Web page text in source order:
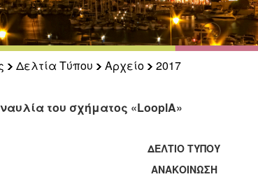
Δελτία Τύπου Αρχείο
2017
του σχήματος «LooplA»
ΔΕΛΤΙΟ ΤΥΠΟΥ
ΑΝΑΚΟΙΝΩΣΗ